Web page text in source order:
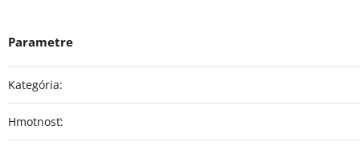
Kategória:
Hmotnosť: